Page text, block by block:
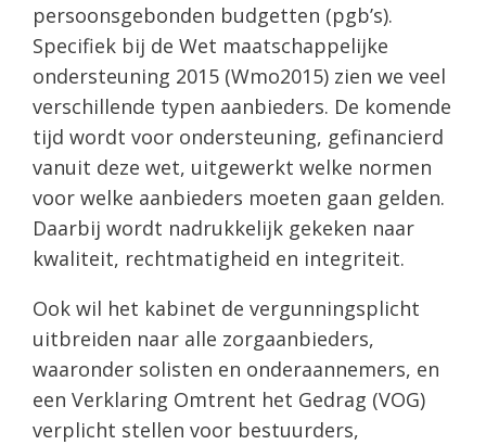
persoonsgebonden budgetten (pgb’s).
Specifiek bij de Wet maatschappelijke
ondersteuning 2015 (Wmo2015) zien we veel
verschillende typen aanbieders. De komende
tijd wordt voor ondersteuning, gefinancierd
vanuit deze wet, uitgewerkt welke normen
voor welke aanbieders moeten gaan gelden.
Daarbij wordt nadrukkelijk gekeken naar
kwaliteit, rechtmatigheid en integriteit.
Ook wil het kabinet de vergunningsplicht
uitbreiden naar alle zorgaanbieders,
waaronder solisten en onderaannemers, en
een Verklaring Omtrent het Gedrag (VOG)
verplicht stellen voor bestuurders,